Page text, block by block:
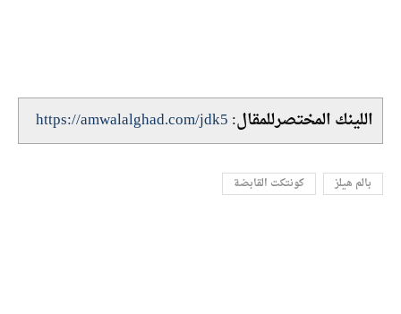
اللينك المختصرللمقال:https://amwalalghad.com/jdk5
بالم هيلز كونتكت القابضة